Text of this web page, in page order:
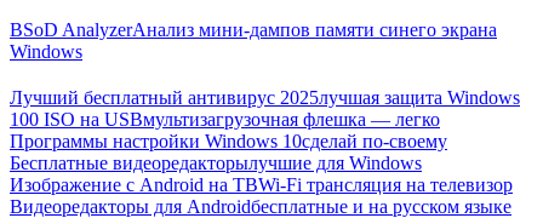
BSoD AnalyzerАнализ мини-дампов памяти синего экрана
Windows
Лучший бесплатный антивирус 2025лучшая защита Windows
100 ISO на USBмультизагрузочная флешка — легко
Программы настройки Windows 10сделай по-своему
Бесплатные видеоредакторылучшие для Windows
Изображение с Android на ТВWi-Fi трансляция на телевизор
Видеоредакторы для Androidбесплатные и на русском языке